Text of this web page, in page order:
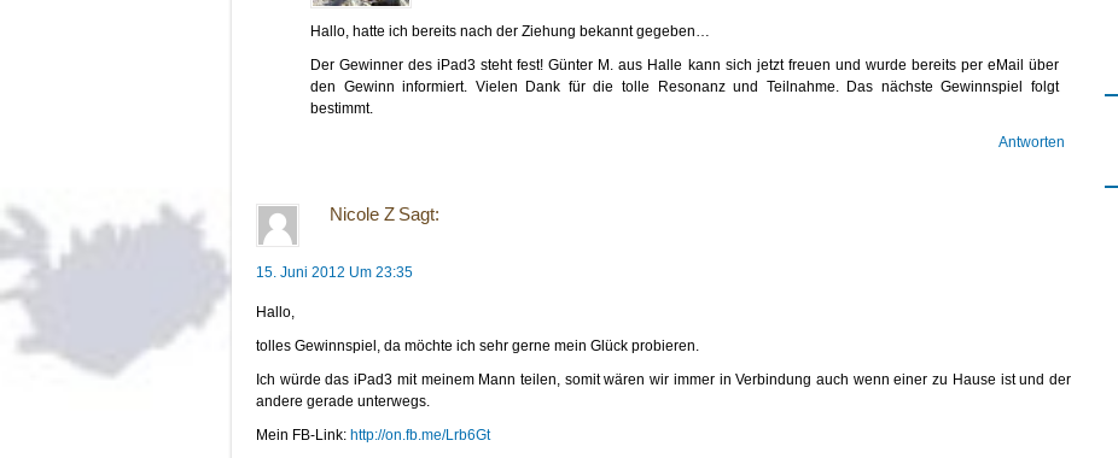
Hallo, hatte ich bereits nach der Ziehung bekannt gegeben…
Der Gewinner des iPad3 steht fest! Günter M. aus Halle kann sich jetzt freuen und wurde bereits per eMail über
den Gewinn informiert. Vielen Dank für die tolle Resonanz und Teilnahme. Das nächste Gewinnspiel folgt
bestimmt.
Antworten
Nicole Z Sagt:
15. Juni 2012 Um 23:35
Hallo,
tolles Gewinnspiel, da möchte ich sehr gerne mein Glück probieren.
Ich würde das iPad3 mit meinem Mann teilen, somit wären wir immer in Verbindung auch wenn einer zu Hause ist und der
andere gerade unterwegs.
Mein FB-Link: http://on.fb.me/Lrb6Gt